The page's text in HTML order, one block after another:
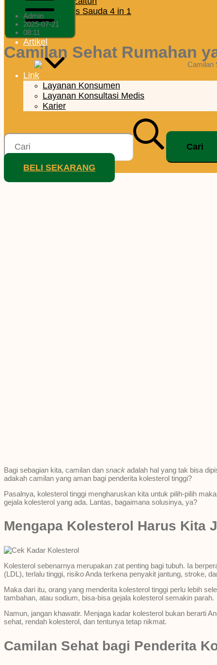
Habbatus Sauda 4 in 1
Madu
Produsen
Artikel
Link
Layanan Konsumen
Layanan Konsultasi Medis
Karier
BELI SEKARANG
Mobile
Menu
Admin
2025-07-21
08:11
Camilan Sehat Rumahan
Bagi sebagian kita, camilan dan snack adalah hal yang tak bisa
adakah camilan yang aman bagi penderita kolesterol tinggi?
Pasalnya, kolesterol tinggi mengharuskan kita untuk pilih-pilih
gejala kolesterol yang ada. Lantas, bagaimana solusinya, ya?
Mengapa Kolesterol Harus Kita
Kolesterol sebenarnya merupakan zat penting bagi tubuh. Ia
(LDL), terlalu tinggi, risiko Anda terkena penyakit jantung, stroke,
Maka dari itu, orang yang menderita kolesterol tinggi perlu lebih
tambahan, atau sodium, bisa-bisa gejala kolesterol semakin parah.
Namun, jangan khawatir. Menjaga kadar kolesterol bukan berarti
sehat, rendah kolesterol, dan tentunya tetap nikmat.
Camilan Sehat bagi Penderita